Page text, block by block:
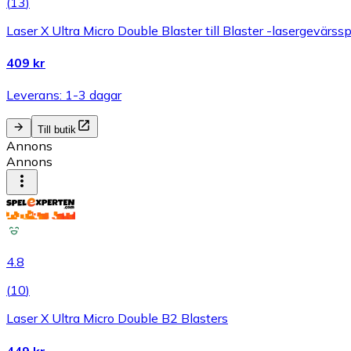
Laser X Ultra Micro Double Blaster till Blaster -
409 kr
Leverans: 1-3 dagar
Till butik
Annons
Annons
4.8
(10)
Laser X Ultra Micro Double B2 Blasters